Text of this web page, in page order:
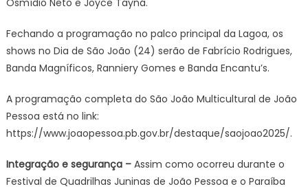
Osmídio Neto e Joyce Tayná.
Fechando a programação no palco principal da Lagoa, os
shows no Dia de São João (24) serão de Fabrício Rodrigues,
Banda Magníficos, Ranniery Gomes e Banda Encantu’s.
A programação completa do São João Multicultural de João
Pessoa está no link:
https://www.joaopessoa.pb.gov.br/destaque/saojoao2025/.
Integração e segurança – Assim como ocorreu durante o
Festival de Quadrilhas Juninas de João Pessoa e o Paraíba